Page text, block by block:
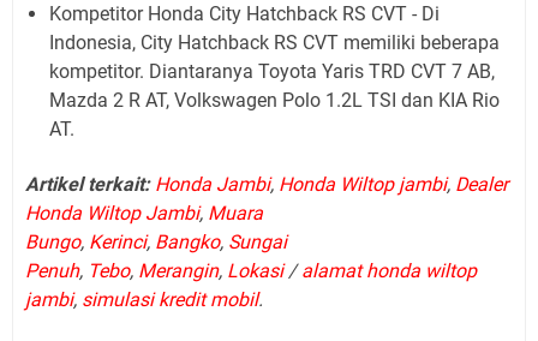
Kompetitor Honda City Hatchback RS CVT - Di
Indonesia, City Hatchback RS CVT memiliki beberapa
kompetitor. Diantaranya Toyota Yaris TRD CVT 7 AB,
Mazda 2 R AT, Volkswagen Polo 1.2L TSI dan KIA Rio
AT.
Artikel terkait: Honda Jambi, Honda Wiltop jambi, Dealer
Honda Wiltop Jambi, Muara
Bungo, Kerinci, Bangko, Sungai
Penuh, Tebo, Merangin, Lokasi/alamat honda wiltop
jambi, simulasi kredit mobil.